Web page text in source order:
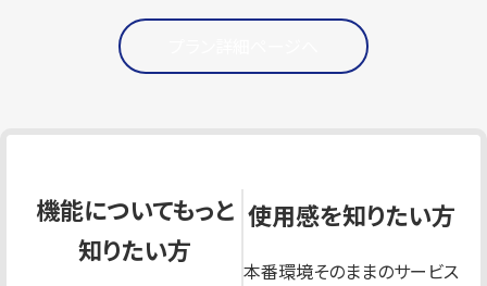
機能についてもっと
知りたい方
使用感を知りたい方
本番環境そのままのサービス